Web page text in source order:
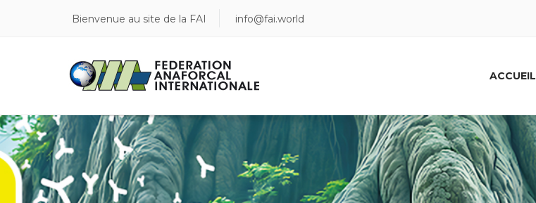
Bienvenue au site de la FAI
info@fai.world
ACCUEIL